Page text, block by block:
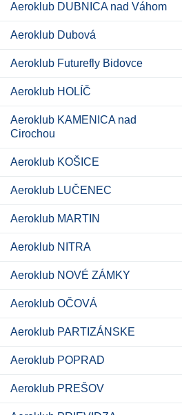
Aeroklub DUBNICA nad Váhom
Aeroklub Dubová
Aeroklub Futurefly Bidovce
Aeroklub HOLÍČ
Aeroklub KAMENICA nad
Cirochou
Aeroklub KOŠICE
Aeroklub LUČENEC
Aeroklub MARTIN
Aeroklub NITRA
Aeroklub NOVÉ ZÁMKY
Aeroklub OČOVÁ
Aeroklub PARTIZÁNSKE
Aeroklub POPRAD
Aeroklub PREŠOV